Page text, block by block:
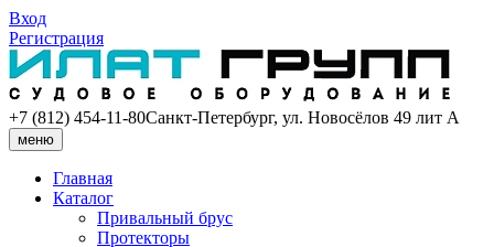
Вход
Регистрация
+7 (812) 454-11-80Санкт-Петербург, ул. Новосёлов 49 лит А
меню
Главная
Каталог
Привальный брус
Протекторы